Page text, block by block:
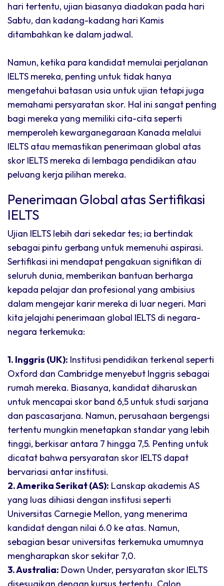
hari tertentu, ujian biasanya diadakan pada hari
Sabtu, dan kadang-kadang hari Kamis
ditambahkan ke dalam jadwal.
Namun, ketika para kandidat memulai perjalanan
IELTS mereka, penting untuk tidak hanya
mengetahui batasan usia untuk ujian tetapi juga
memahami persyaratan skor. Hal ini sangat penting
bagi mereka yang memiliki cita-cita seperti
memperoleh kewarganegaraan Kanada melalui
IELTS atau memastikan penerimaan global atas
skor IELTS mereka di lembaga pendidikan atau
peluang kerja pilihan mereka.
Penerimaan Global atas Sertifikasi
IELTS
Ujian IELTS lebih dari sekedar tes; ia bertindak
sebagai pintu gerbang untuk memenuhi aspirasi.
Sertifikasi ini mendapat pengakuan signifikan di
seluruh dunia, memberikan bantuan berharga
kepada pelajar dan profesional yang ambisius
dalam mengejar karir mereka di luar negeri. Mari
kita jelajahi penerimaan global IELTS di negara-
negara terkemuka:
1. Inggris (UK): Institusi pendidikan terkenal seperti
Oxford dan Cambridge menyebut Inggris sebagai
rumah mereka. Biasanya, kandidat diharuskan
untuk mencapai skor band 6,5 untuk studi sarjana
dan pascasarjana. Namun, perusahaan bergengsi
tertentu mungkin menetapkan standar yang lebih
tinggi, berkisar antara 7 hingga 7,5. Penting untuk
dicatat bahwa persyaratan skor IELTS dapat
bervariasi antar institusi.
2. Amerika Serikat (AS): Lanskap akademis AS
yang luas dihiasi dengan institusi seperti
Universitas Carnegie Mellon, yang menerima
kandidat dengan nilai 6.0 ke atas. Namun,
sebagian besar universitas terkemuka umumnya
mengharapkan skor sekitar 7,0.
3. Australia: Down Under, persyaratan skor IELTS